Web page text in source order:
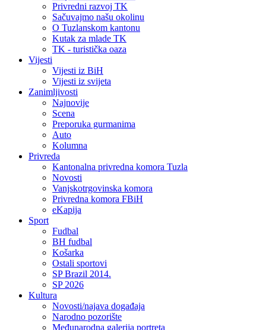
Privredni razvoj TK
Sačuvajmo našu okolinu
O Tuzlanskom kantonu
Kutak za mlade TK
TK - turistička oaza
Vijesti
Vijesti iz BiH
Vijesti iz svijeta
Zanimljivosti
Najnovije
Scena
Preporuka gurmanima
Auto
Kolumna
Privreda
Kantonalna privredna komora Tuzla
Novosti
Vanjskotrgovinska komora
Privredna komora FBiH
eKapija
Sport
Fudbal
BH fudbal
Košarka
Ostali sportovi
SP Brazil 2014.
SP 2026
Kultura
Novosti/najava događaja
Narodno pozorište
Međunarodna galerija portreta